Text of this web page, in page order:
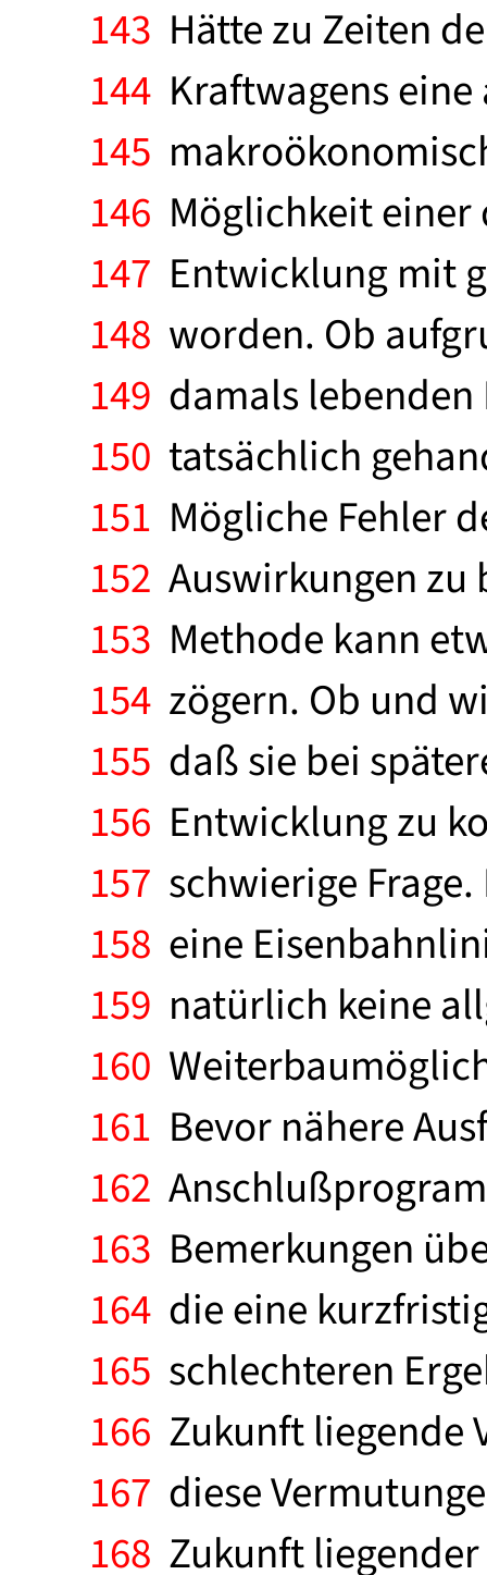
143 Hätte zu Zeiten
144 Kraftwagens
145
146 Möglichkeit
147 Entwicklung mit
148 worden. Ob
149 damals
150 tatsächlich
151 Mögliche Fehler
152 Auswirkungen zu
153 Methode kann
154 zögern. Ob und
155 daß sie bei
156 Entwicklung zu
157 schwierige
158 eine
159 natürlich keine
160
161 Bevor nähere
162
163 Bemerkungen
164 die eine
165 schlechteren
166 Zukunft liegende
167 diese
168 Zukunft